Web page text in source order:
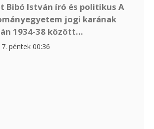
Bibó István író és politikus A
jogi karának
1934-38 között...
péntek 00:36